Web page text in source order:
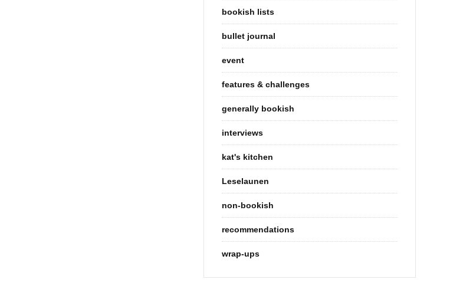
bookish lists
bullet journal
event
features & challenges
generally bookish
interviews
kat's kitchen
Leselaunen
non-bookish
recommendations
wrap-ups